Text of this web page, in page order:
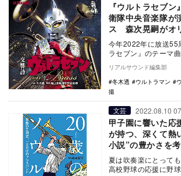
『ウルトラセブ
衛隊中央音楽隊が
ス 森次晃嗣がオ
を語る音源も収録
今年2022年に放送55
ラセブン』のテーマ
が作り上げた「交響
「交響曲…
リアルサウンド編集部
冬木透
ウルトラマン
撮
文芸 2022.08.10
甲子園に響いた応
が持つ、深くて
小説”の豊かさを
夏は吹奏楽にとって
高校野球の応援に野